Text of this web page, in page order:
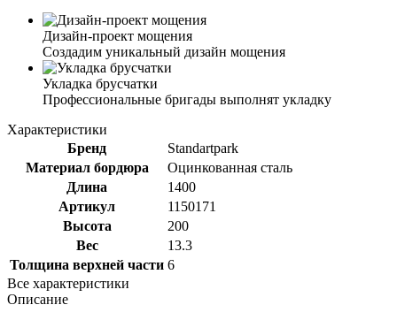
Дизайн-проект мощения
Создадим уникальный дизайн мощения
Укладка брусчатки
Профессиональные бригады выполнят укладку
Характеристики
Бренд
Standartpark
Материал бордюра
Оцинкованная сталь
Длина
1400
Артикул
1150171
Высота
200
Вес
13.3
Толщина верхней части 6
Все характеристики
Описание